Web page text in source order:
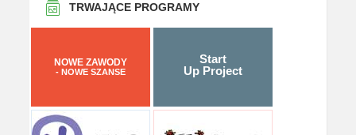
TRWAJĄCE PROGRAMY
NOWE ZAWODY
- NOWE SZANSE
Start
Up Project